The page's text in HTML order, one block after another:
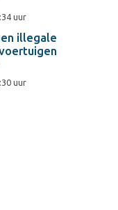
uur
illegale
uur